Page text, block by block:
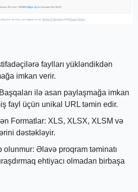
faylları yükləndikdən
imkan verir.
ilə asan paylaşmağa imkan
fayl üçün unikal URL təmin edir.
Formatlar: XLS, XLSX, XLSM və
dəstəkləyir.
olunmur: Əlavə proqram təminatı
ehtiyacı olmadan birbaşa